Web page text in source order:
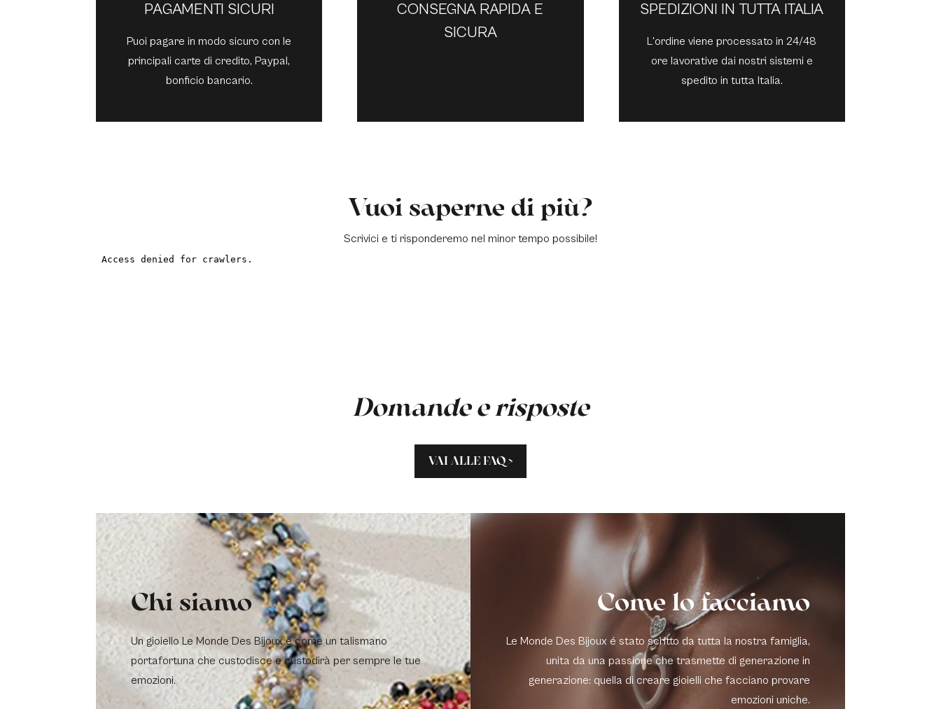
PAGAMENTI SICURI
Puoi pagare in modo sicuro con le
principali carte di credito, Paypal,
bonficio bancario.
CONSEGNA RAPIDA E
SICURA
SPEDIZIONI IN TUTTA ITALIA
L'ordine viene processato in 24/48
ore lavorative dai nostri sistemi e
spedito in tutta Italia.
Vuoi saperne di più?
Scrivici e ti risponderemo nel minor tempo possibile!
Domande e risposte
VAI ALLE FAQ >
Chi siamo
Un gioiello Le Monde Des Bijoux è come un talismano
portafortuna che custodisce e custodirà per sempre le tue
emozioni.
Come lo facciamo
Le Monde Des Bijoux é stato scritto da tutta la nostra famiglia,
unita da una passione che trasmette di generazione in
generazione: quella di creare gioielli che facciano provare
emozioni uniche.